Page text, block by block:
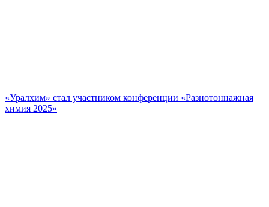
«Уралхим» стал участником конференции «Разнотоннажная
химия 2025»